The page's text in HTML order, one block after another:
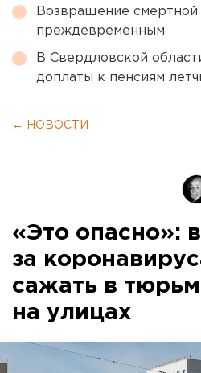
Возвращение смертной
преждевременным
В Свердловской
доплаты к пенсиям
← НОВОСТИ
«Это опасно»:
за
сажать в
на улицах